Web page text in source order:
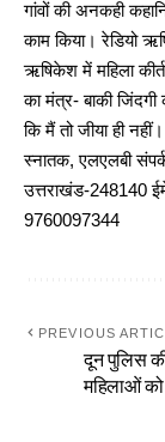
गांवों की अनकही
काम किया। रेडियो
ऋषिकेश में महिला
का मंत्र- बाकी
कि मैं तो जीया ही
स्नातक, एलएलबी
उत्तराखंड-248140
9760097344
PREVIOUS
दून पुलिस
महिलाओं को